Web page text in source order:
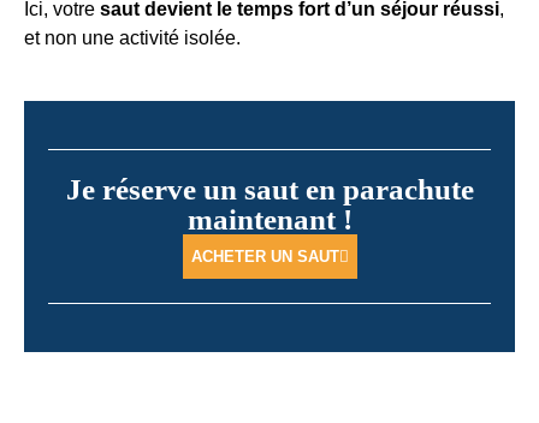
Ici, votre saut devient le temps fort d’un séjour réussi,
et non une activité isolée.
Je réserve un saut en parachute
maintenant !
ACHETER UN SAUT